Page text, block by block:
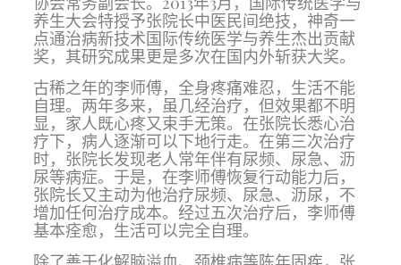
养生大会特授予张院长中医民间绝技，神奇一
点通治病新技术国际传统医学与养生杰出贡献
奖，其研究成果更是多次在国内外斩获大奖。
古稀之年的李师傅，全身疼痛难忍，生活不能
自理。两年多来，虽几经治疗，但效果都不明
显，家人既心疼又束手无策。在张院长悉心治
疗下，病人逐渐可以下地行走。在第三次治疗
时，张院长发现老人常年伴有尿频、尿急、沥
尿等病症。于是，在李师傅恢复行动能力后，
张院长又主动为他治疗尿频、尿急、沥尿，不
增加任何治疗成本。经过五次治疗后，李师傅
基本痊愈，生活可以完全自理。